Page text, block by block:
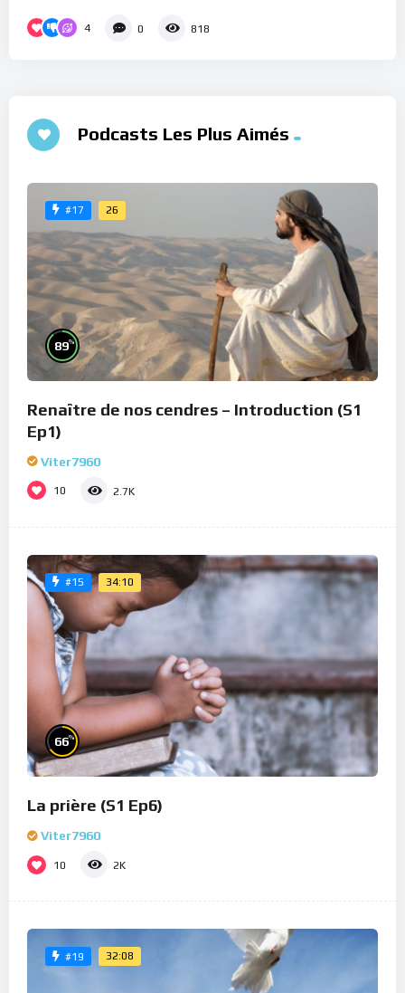
4 0 818
Podcasts Les Plus Aimés
#17 26
89%
Renaître de nos cendres – Introduction (S1
Ep1)
Viter7960
10 2.7K
#15 34:10
66%
La prière (S1 Ep6)
Viter7960
10 2K
#19 32:08